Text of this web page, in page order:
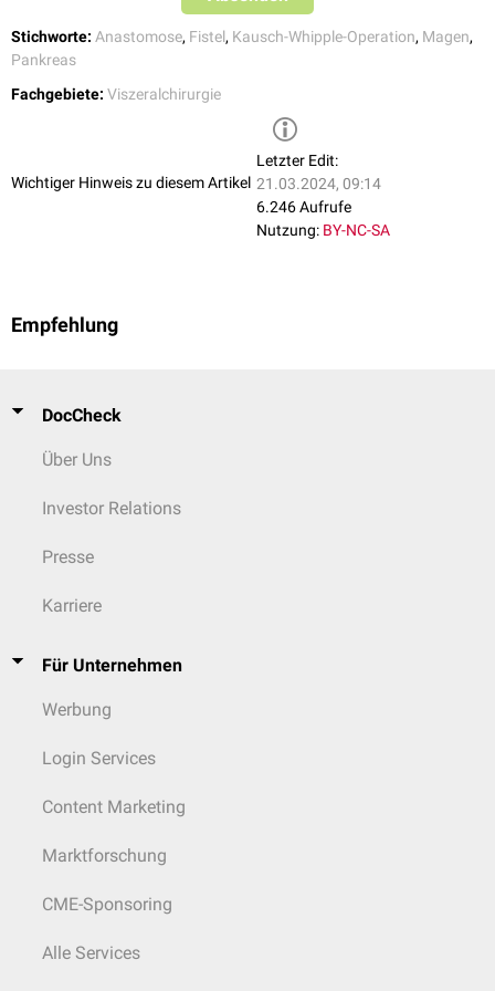
Stichworte: Anastomose, Fistel, Kausch-Whipple-Operation, Magen,
Pankreas
Fachgebiete: Viszeralchirurgie
Wichtiger Hinweis zu diesem Artikel
Letzter Edit:
21.03.2024, 09:14
6.246 Aufrufe
Nutzung: BY-NC-SA
Empfehlung
DocCheck
Über Uns
Investor Relations
Presse
Karriere
Für Unternehmen
Werbung
Login Services
Content Marketing
Marktforschung
CME-Sponsoring
Alle Services